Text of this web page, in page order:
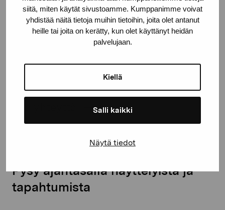
siitä, miten käytät sivustoamme. Kumppanimme voivat
yhdistää näitä tietoja muihin tietoihin, joita olet antanut
heille tai joita on kerätty, kun olet käyttänyt heidän
palvelujaan.
Kiellä
Salli kaikki
Näytä tiedot
Kustaa Vaasan katu 11
10600 Tammisaari
proartibus@proartibus.fi
Pysy ajantasalla näyttelyistä ja
tapahtumista